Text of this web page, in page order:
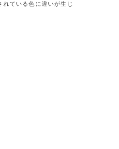
ている色に違いが生じ